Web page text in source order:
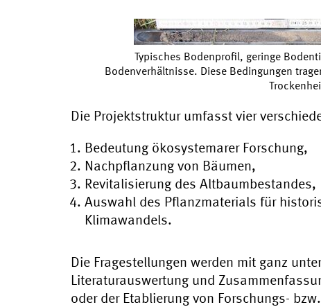
Typisches Bodenprofil, geringe
Bodenverhältnisse. Diese Bedingungen
Die Projektstruktur umfasst vier
Bedeutung ökosystemarer Forschung,
Nachpflanzung von Bäumen,
Revitalisierung des Altbaumbestandes,
Auswahl des Pflanzmaterials für
Klimawandels.
Die Fragestellungen werden mit ganz
Literaturauswertung und
oder der Etablierung von Forschungs-